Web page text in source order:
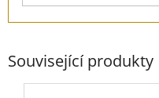
Související produkty